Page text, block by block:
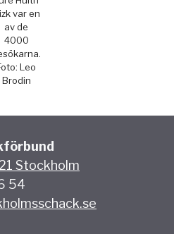
var en
av de
4000
Leo
Brodin
Stockholm
54